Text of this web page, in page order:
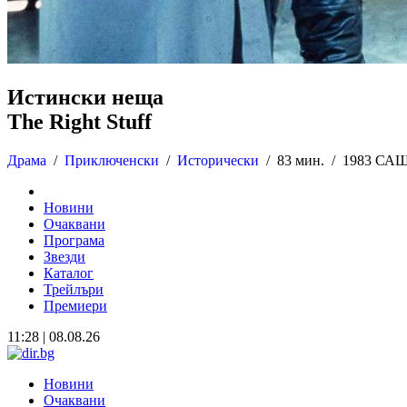
Истински неща
The Right Stuff
Драма / Приключенски / Исторически / 83 мин. / 1983
Новини
Очаквани
Програма
Звезди
Каталог
Трейлъри
Премиери
11:28 | 08.08.26
Новини
Очаквани